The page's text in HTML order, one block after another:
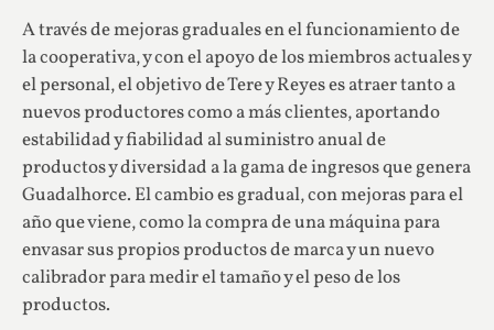
A través de mejoras graduales en el funcionamiento de
la cooperativa, y con el apoyo de los miembros actuales y
el personal, el objetivo de Tere y Reyes es atraer tanto a
nuevos productores como a más clientes, aportando
estabilidad y fiabilidad al suministro anual de
productos y diversidad a la gama de ingresos que genera
Guadalhorce. El cambio es gradual, con mejoras para el
año que viene, como la compra de una máquina para
envasar sus propios productos de marca y un nuevo
calibrador para medir el tamaño y el peso de los
productos.